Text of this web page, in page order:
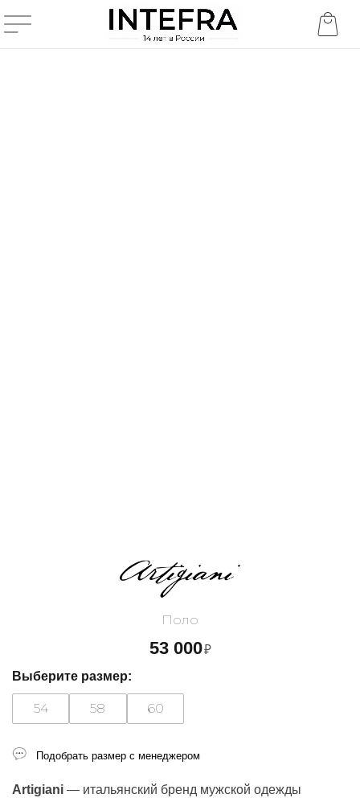
Поло
53 000₽
Artigiani — итальянский бренд мужской одежды
Выберите размер:
54 58 60
Подобрать размер с менеджером